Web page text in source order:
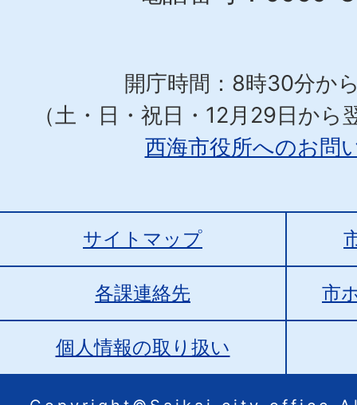
開庁時間：8時30分か
（土・日・祝日・12月29日から
西海市役所へのお問
サイトマップ
各課連絡先 市
個人情報の取り扱い